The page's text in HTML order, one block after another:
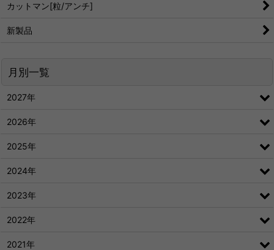
カットマン[粒/アンチ]
新製品
月別一覧
2027年
2026年
2025年
2024年
2023年
2022年
2021年